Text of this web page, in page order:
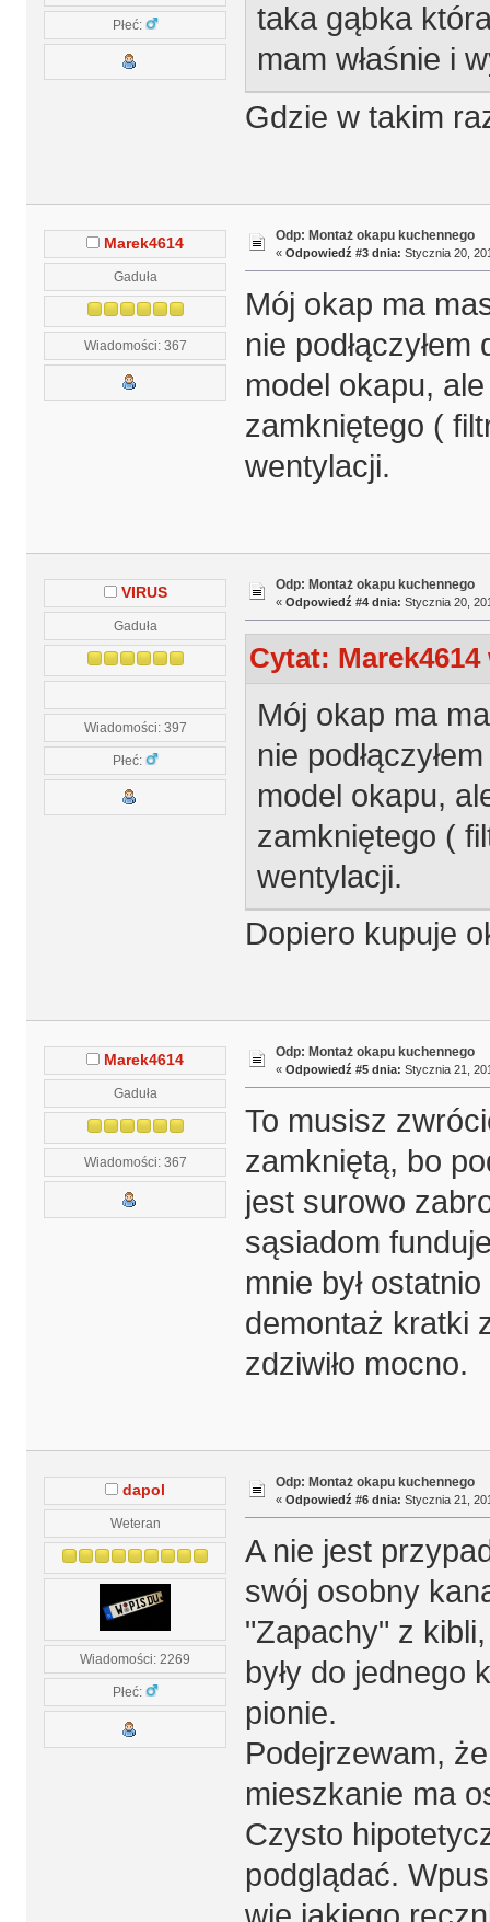
Płeć:
taka gąbka
mam właśnie i
Gdzie w takim
Marek4614
Gaduła
Wiadomości: 367
Odp: Montaż okapu kuchennego
« Odpowiedź #3 dnia: Stycznia 20,
Mój okap ma
nie
model okapu,
zamkniętego (
wentylacji.
VIRUS
Gaduła
Wiadomości: 397
Płeć:
Odp: Montaż okapu kuchennego
« Odpowiedź #4 dnia: Stycznia 20,
Cytat: Marek4614
Mój okap ma
nie
model okapu,
zamkniętego (
wentylacji.
Dopiero kupuje
Marek4614
Gaduła
Wiadomości: 367
Odp: Montaż okapu kuchennego
« Odpowiedź #5 dnia: Stycznia 21,
To musisz
zamkniętą, bo
jest surowo
sąsiadom
mnie był
demontaż kratki
zdziwiło mocno.
dapol
Weteran
Wiadomości: 2269
Płeć:
Odp: Montaż okapu kuchennego
« Odpowiedź #6 dnia: Stycznia 21,
A nie jest
swój osobny
"Zapachy" z
były do jednego
pionie.
Podejrzewam,
mieszkanie ma
Czysto
podglądać.